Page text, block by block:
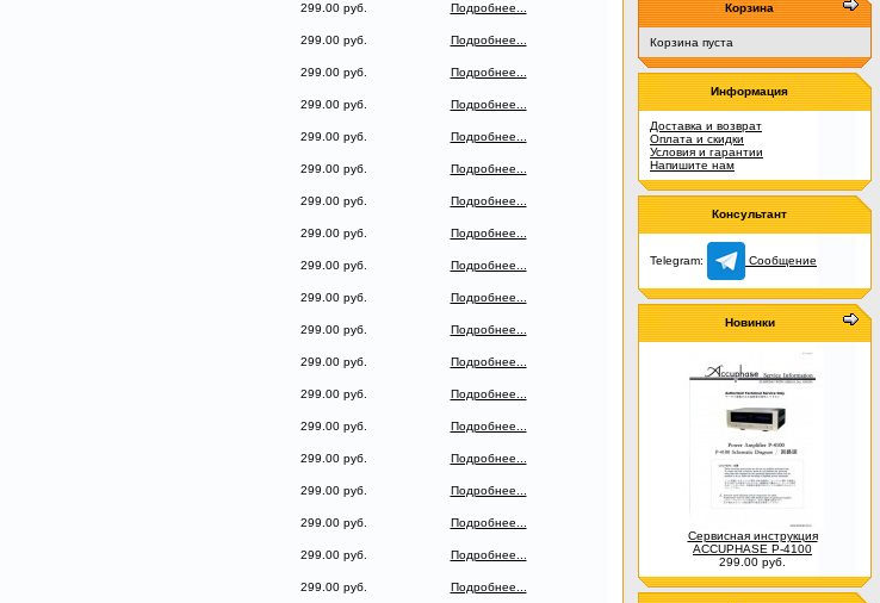
299.00 руб.
Подробнее...
299.00 руб.
Подробнее...
299.00 руб.
Подробнее...
299.00 руб.
Подробнее...
299.00 руб.
Подробнее...
299.00 руб.
Подробнее...
299.00 руб.
Подробнее...
299.00 руб.
Подробнее...
299.00 руб.
Подробнее...
299.00 руб.
Подробнее...
299.00 руб.
Подробнее...
299.00 руб.
Подробнее...
299.00 руб.
Подробнее...
299.00 руб.
Подробнее...
299.00 руб.
Подробнее...
299.00 руб.
Подробнее...
299.00 руб.
Подробнее...
299.00 руб.
Подробнее...
299.00 руб.
Подробнее...
Корзина
Корзина пуста
Информация
Доставка и возврат
Оплата и скидки
Условия и гарантии
Напишите нам
Консультант
Telegram: Сообщение
Новинки
Сервисная инструкция
ACCUPHASE P-4100
299.00 руб.